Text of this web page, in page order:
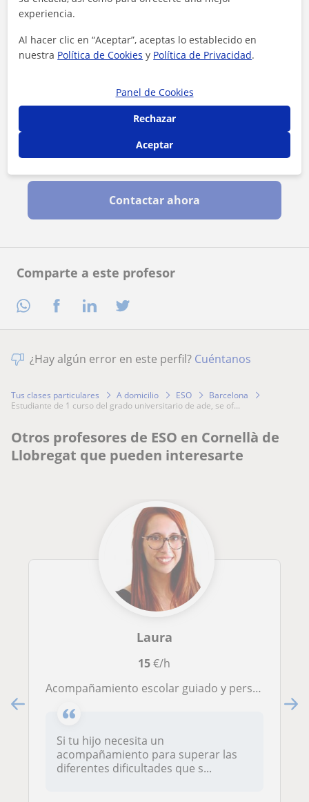
Comparte a este profesor
Al hacer clic, aceptas nuestroaviso legaly deprivacidad
Contactar ahora
¿Hay algún error en este perfil? Cuéntanos
Tus clases particulares A domicilio ESO
Barcelona
estudiante de 1 curso del grado universitario de ade, se of...
Otros profesores de ESO en Cornellà de
Llobregat que pueden interesarte
Laura
15€/h
Acompañamiento escolar guiado y personalizado
Si tu hijo necesita un
acompañamiento para superar las
diferentes dificultades que s...
experiencia.
Al hacer clic en “Aceptar”, aceptas lo establecido en
nuestra Política de Cookies y Política de Privacidad.
Panel de Cookies
Rechazar
Aceptar